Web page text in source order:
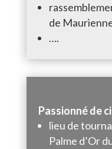
de
….
Passionné de
lieu de
Palme d’Or